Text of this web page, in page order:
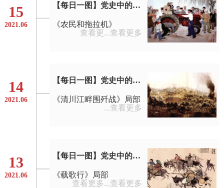
15
2021.06
【每日一图】党史中的美术经典
《农民和拖拉机》
查看更...查看更多
14
2021.06
【每日一图】党史中的美术经典
《清川江畔围歼战》局部
...查看更多
13
2021.06
【每日一图】党史中的美术经典
《载歌行》局部
查看更多...查看更多